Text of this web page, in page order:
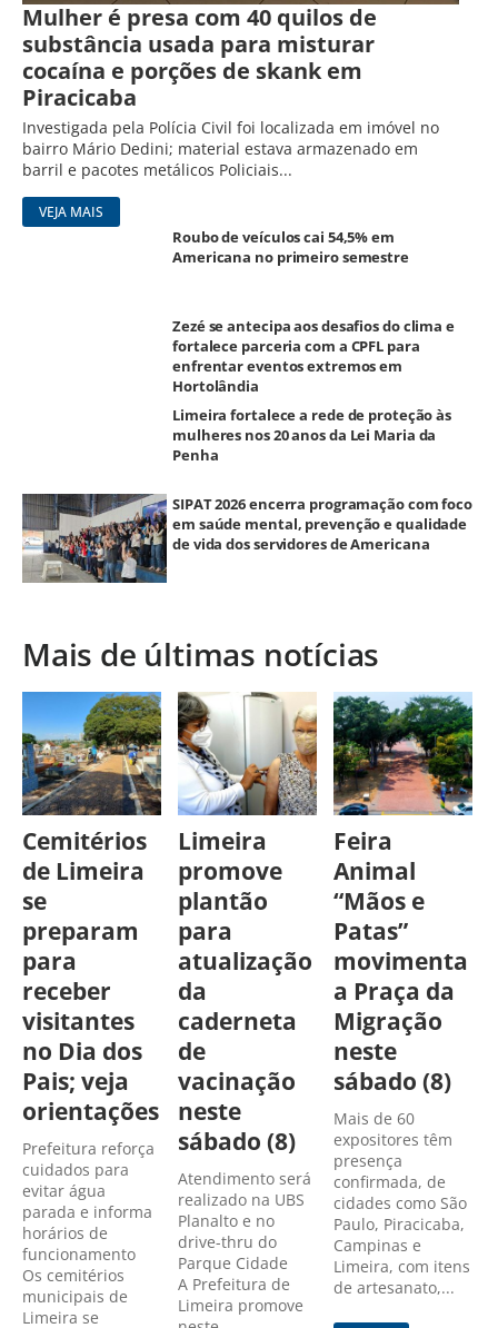
Mulher é presa com 40 quilos de
substância usada para misturar
cocaína e porções de skank em
Piracicaba
Investigada pela Polícia Civil foi localizada em imóvel no
bairro Mário Dedini; material estava armazenado em
barril e pacotes metálicos Policiais...
VEJA MAIS
Roubo de veículos cai 54,5% em
Americana no primeiro semestre
Zezé se antecipa aos desafios do clima e
fortalece parceria com a CPFL para
enfrentar eventos extremos em
Hortolândia
Limeira fortalece a rede de proteção às
mulheres nos 20 anos da Lei Maria da
Penha
SIPAT 2026 encerra programação com foco
em saúde mental, prevenção e qualidade
de vida dos servidores de Americana
Mais de últimas notícias
Cemitérios
de Limeira
se
preparam
para
receber
visitantes
no Dia dos
Pais; veja
orientações
Prefeitura reforça
cuidados para
evitar água
parada e informa
horários de
funcionamento
Os cemitérios
municipais de
Limeira se
Limeira
promove
plantão
para
atualização
da
caderneta
de
vacinação
neste
sábado (8)
Atendimento será
realizado na UBS
Planalto e no
drive-thru do
Parque Cidade
A Prefeitura de
Limeira promove
Feira
Animal
“Mãos e
Patas”
movimenta
a Praça da
Migração
neste
sábado (8)
Mais de 60
expositores têm
presença
confirmada, de
cidades como São
Paulo, Piracicaba,
Campinas e
Limeira, com itens
de artesanato,...